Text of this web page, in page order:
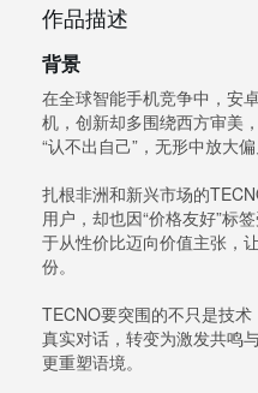
作品描述
背景
在全球智能手机竞争中，安
机，创新却多围绕西方审美
“认不出自己”，无形中放大偏
扎根非洲和新兴市场的
用户，却也因“价格友好”标
于从性价比迈向价值主张，
份。
TECNO要突围的不只是技
真实对话，转变为激发共鸣
更重塑语境。